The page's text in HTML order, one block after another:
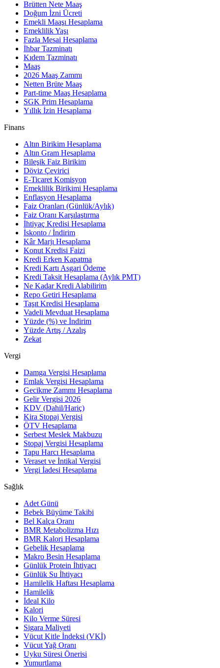
Brütten Nete Maaş
Doğum İzni Ücreti
Emekli Maaşı Hesaplama
Emeklilik Yaşı
Fazla Mesai Hesaplama
İhbar Tazminatı
Kıdem Tazminatı
Maaş
2026 Maaş Zammı
Netten Brüte Maaş
Part-time Maaş Hesaplama
SGK Prim Hesaplama
Yıllık İzin Hesaplama
Finans
Altın Birikim Hesaplama
Altın Gram Hesaplama
Bileşik Faiz Birikim
Döviz Çevirici
E-Ticaret Komisyon
Emeklilik Birikimi Hesaplama
Enflasyon Hesaplama
Faiz Oranları (Günlük/Aylık)
Faiz Oranı Karşılaştırma
İhtiyaç Kredisi Hesaplama
İskonto / İndirim
Kâr Marjı Hesaplama
Konut Kredisi Faizi
Kredi Erken Kapatma
Kredi Kartı Asgari Ödeme
Kredi Taksit Hesaplama (Aylık PMT)
Ne Kadar Kredi Alabilirim
Repo Getiri Hesaplama
Taşıt Kredisi Hesaplama
Vadeli Mevduat Hesaplama
Yüzde (%) ve İndirim
Yüzde Artış / Azalış
Zekat
Vergi
Damga Vergisi Hesaplama
Emlak Vergisi Hesaplama
Gecikme Zammı Hesaplama
Gelir Vergisi 2026
KDV (Dahil/Hariç)
Kira Stopaj Vergisi
ÖTV Hesaplama
Serbest Meslek Makbuzu
Stopaj Vergisi Hesaplama
Tapu Harcı Hesaplama
Veraset ve İntikal Vergisi
Vergi İadesi Hesaplama
Sağlık
Adet Günü
Bebek Büyüme Takibi
Bel Kalça Oranı
BMR Metabolizma Hızı
BMR Kalori Hesaplama
Gebelik Hesaplama
Makro Besin Hesaplama
Günlük Protein İhtiyacı
Günlük Su İhtiyacı
Hamilelik Haftası Hesaplama
Hamilelik
İdeal Kilo
Kalori
Kilo Verme Süresi
Sigara Maliyeti
Vücut Kitle İndeksi (VKİ)
Vücut Yağ Oranı
Uyku Süresi Önerisi
Yumurtlama